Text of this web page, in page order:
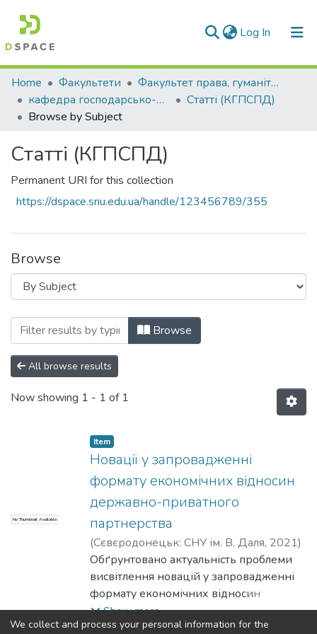
Log In (current)
Communities & Collections
All of DSpace
Home Факультети
Факультет права, гуманітарних і соціальних наук
кафедра господарсько-правових та суспільно-політичних дисциплін
Статті (КГПСПД)
Browse by Subject
Статті (КГПСПД)
Permanent URI for this collection
https://dspace.snu.edu.ua/handle/123456789/355
Browse
Browsing Статті (КГПСПД) by Subject
Browse
All browse results
Now showing 1 - 1 of 1
No Thumbnail Available
Item
Новації у запровадженні
формату економічних відносин
державно-приватного
партнерства
(Сєвєродонецьк: СНУ ім. В. Даля, 2021)
Терещенко, С. В.;Tereshchenko, Serhii
Обґрунтовано актуальність проблеми
висвітлення новацій у запровадженні
формату економічних відносин
державно-приватного партнерства.
Здійснено аналіз передумов
Show more
We collect and process your personal information for the